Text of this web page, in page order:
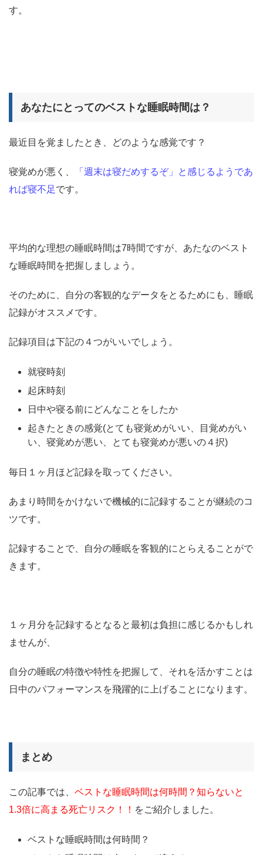
す。
あなたにとってのベストな睡眠時間は？
最近目を覚ましたとき、どのような感覚です？
寝覚めが悪く、
「週末は寝だめするぞ」と感じるようであ
れば寝不足です。
平均的な理想の睡眠時間は7時間ですが、あたなのベスト
な睡眠時間を把握しましょう。
そのために、自分の客観的なデータをとるためにも、睡眠
記録がオススメです。
記録項目は下記の４つがいいでしょう。
就寝時刻
起床時刻
日中や寝る前にどんなことをしたか
起きたときの感覚(とても寝覚めがいい、目覚めがい
い、寝覚めが悪い、とても寝覚めが悪いの４択)
毎日１ヶ月ほど記録を取ってください。
あまり時間をかけないで機械的に記録することが継続のコ
ツです。
記録することで、自分の睡眠を客観的にとらえることがで
きます。
１ヶ月分を記録するとなると最初は負担に感じるかもしれ
ませんが、
自分の睡眠の特徴や特性を把握して、それを活かすことは
日中のパフォーマンスを飛躍的に上げることになります。
まとめ
この記事では、 ベストな睡眠時間は何時間？知らないと
1.3倍に高まる死亡リスク！！ をご紹介しました。
ベストな睡眠時間は何時間？